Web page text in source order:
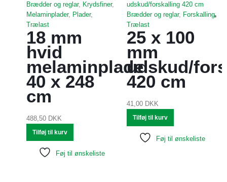
Brædder og reglar, Krydsfiner,
Melaminplader, Plader,
Trælast
18 mm
hvid
melaminplade
40 x 248
cm
488,50 DKK
Tilføj til kurv
Føj til ønskeliste
Brædder og reglar, Forskalling,
Trælast
25 x 100
mm
udskud/
420 cm
41,00 DKK
Tilføj til kurv
Føj til ønskeliste